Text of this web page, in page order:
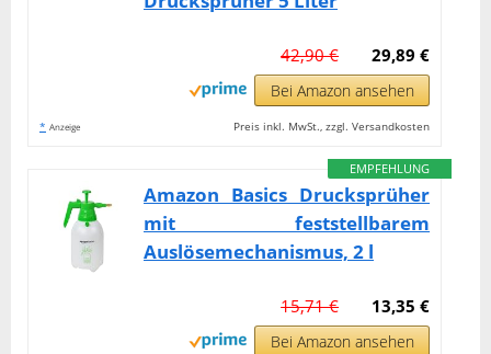
29,89 €
42,90 €
Bei Amazon ansehen
* Anzeige Preis inkl. MwSt., zzgl. Versandkosten
EMPFEHLUNG
Amazon Basics Drucksprüher
mit feststellbarem
Auslösemechanismus, 2 l
13,35 €
15,71 €
Bei Amazon ansehen